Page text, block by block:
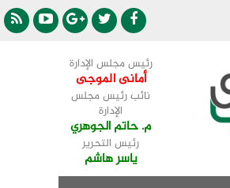
رئيس مجلس الإدارة
أمانى الموجى
نائب رئيس مجلس
الإدارة
م. حاتم الجوهري
رئيس التحرير
ياسر هاشم